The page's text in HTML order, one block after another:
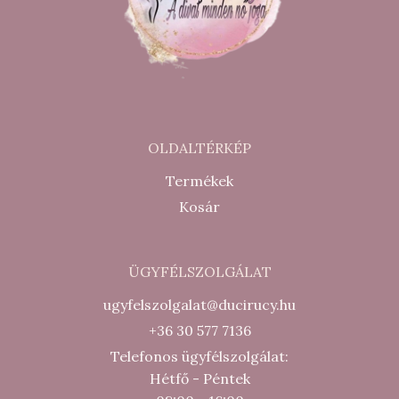
OLDALTÉRKÉP
Termékek
Kosár
ÜGYFÉLSZOLGÁLAT
ugyfelszolgalat@ducirucy.hu
+36 30 577 7136
Telefonos ügyfélszolgálat:
Hétfő - Péntek